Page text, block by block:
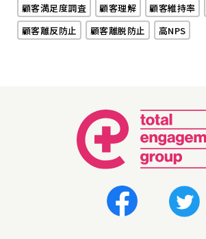
顧客満足度調査
顧客理解 顧客維持率
顧客離反防止
顧客離脱防止 高NPS